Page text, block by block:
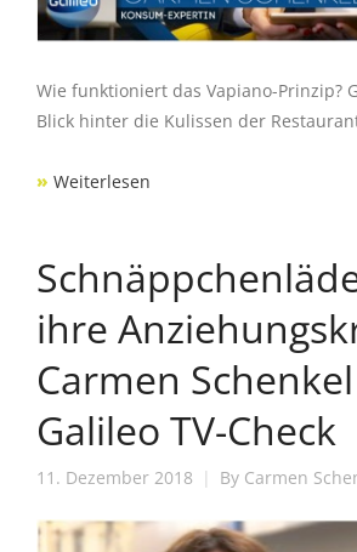
Wie funktioniert das Vapiano-Prinzip?
Blick hinter die Kulissen der
» Weiterlesen
ihre
Carmen
Galileo TV-Check
11. Dezember 2018 By Carmen